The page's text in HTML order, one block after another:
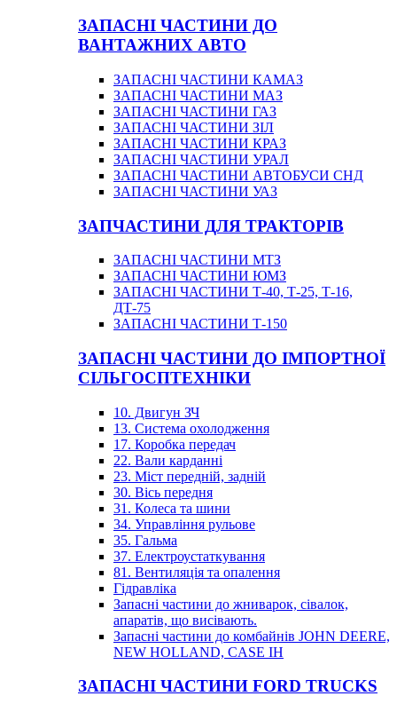
ЗАПАСНІ ЧАСТИНИ ДО
ВАНТАЖНИХ АВТО
ЗАПАСНІ ЧАСТИНИ КАМАЗ
ЗАПАСНІ ЧАСТИНИ МАЗ
ЗАПАСНІ ЧАСТИНИ ГАЗ
ЗАПАСНІ ЧАСТИНИ ЗІЛ
ЗАПАСНІ ЧАСТИНИ КРАЗ
ЗАПАСНІ ЧАСТИНИ УРАЛ
ЗАПАСНІ ЧАСТИНИ АВТОБУСИ СНД
ЗАПАСНІ ЧАСТИНИ УАЗ
ЗАПЧАСТИНИ ДЛЯ ТРАКТОРІВ
ЗАПАСНІ ЧАСТИНИ МТЗ
ЗАПАСНІ ЧАСТИНИ ЮМЗ
ЗАПАСНІ ЧАСТИНИ Т-40, Т-25, Т-16,
ДТ-75
ЗАПАСНІ ЧАСТИНИ Т-150
ЗАПАСНІ ЧАСТИНИ ДО ІМПОРТНОЇ
СІЛЬГОСПТЕХНІКИ
10. Двигун ЗЧ
13. Система охолодження
17. Коробка передач
22. Вали карданні
23. Міст передній, задній
30. Вісь передня
31. Колеса та шини
34. Управління рульове
35. Гальма
37. Електроустаткування
81. Вентиляція та опалення
Гідравліка
Запасні частини до жниварок, сівалок,
апаратів, що висівають.
Запасні частини до комбайнів JOHN DEERE,
NEW HOLLAND, CASE IH
ЗАПАСНІ ЧАСТИНИ FORD TRUCKS